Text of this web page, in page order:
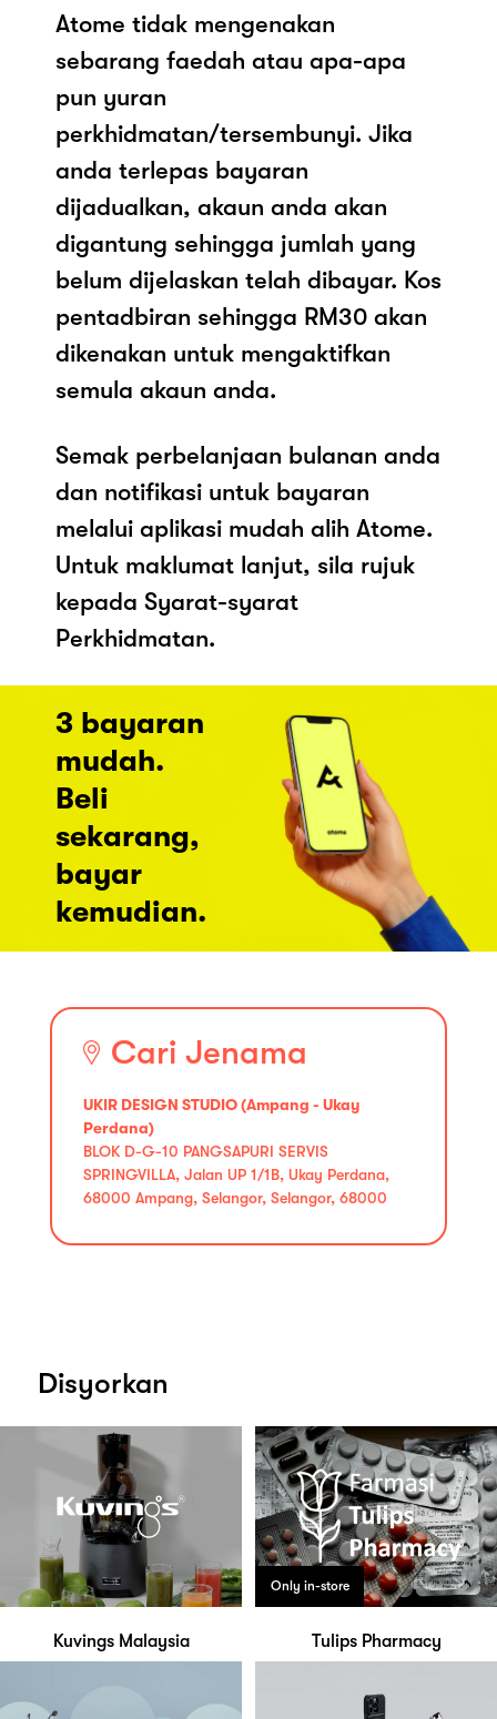
Atome tidak mengenakan
sebarang faedah atau apa-apa
pun yuran
perkhidmatan/tersembunyi. Jika
anda terlepas bayaran
dijadualkan, akaun anda akan
digantung sehingga jumlah yang
belum dijelaskan telah dibayar. Kos
pentadbiran sehingga RM30 akan
dikenakan untuk mengaktifkan
semula akaun anda.
Semak perbelanjaan bulanan anda
dan notifikasi untuk bayaran
melalui aplikasi mudah alih Atome.
Untuk maklumat lanjut, sila rujuk
kepada Syarat-syarat
Perkhidmatan.
3 bayaran
mudah.
Beli
sekarang,
bayar
kemudian.
Cari Jenama
UKIR DESIGN STUDIO (Ampang - Ukay
Perdana)
BLOK D-G-10 PANGSAPURI SERVIS
SPRINGVILLA, Jalan UP 1/1B, Ukay Perdana,
68000 Ampang, Selangor, Selangor, 68000
Disyorkan
Kuvings Malaysia
Only in-store
Tulips Pharmacy